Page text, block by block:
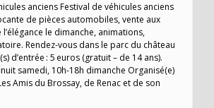
anciens Festival de véhicules anciens
de pièces automobiles, vente aux
le dimanche, animations,
Rendez-vous dans le parc du château
d’entrée : 5 euros (gratuit – de 14 ans).
samedi, 10h-18h dimanche Organisé(e)
Amis du Brossay, de Renac et de son